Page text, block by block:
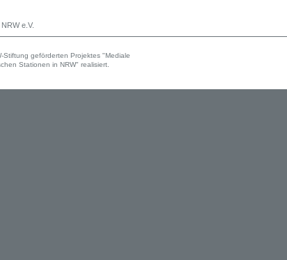
e.V.
Stiftung geförderten Projektes "Mediale
Stationen in NRW" realisiert.